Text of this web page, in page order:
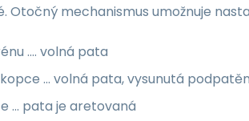
Otočný mechanismus umožnuje
.... volná pata
... volná pata, vysunutá
... pata je aretovaná